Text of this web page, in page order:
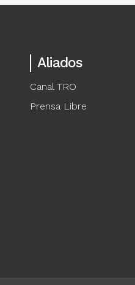
Aliados
Canal TRO
Prensa Libre